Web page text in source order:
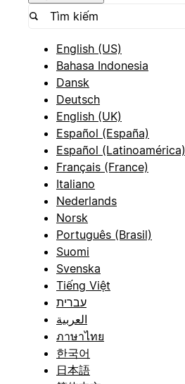
English (US)
Bahasa Indonesia
Dansk
Deutsch
English (UK)
Español (España)
Español (Latinoamérica)
Français (France)
Italiano
Nederlands
Norsk
Português (Brasil)
Suomi
Svenska
Tiếng Việt
עברית
العربية
ภาษาไทย
한국어
日本語